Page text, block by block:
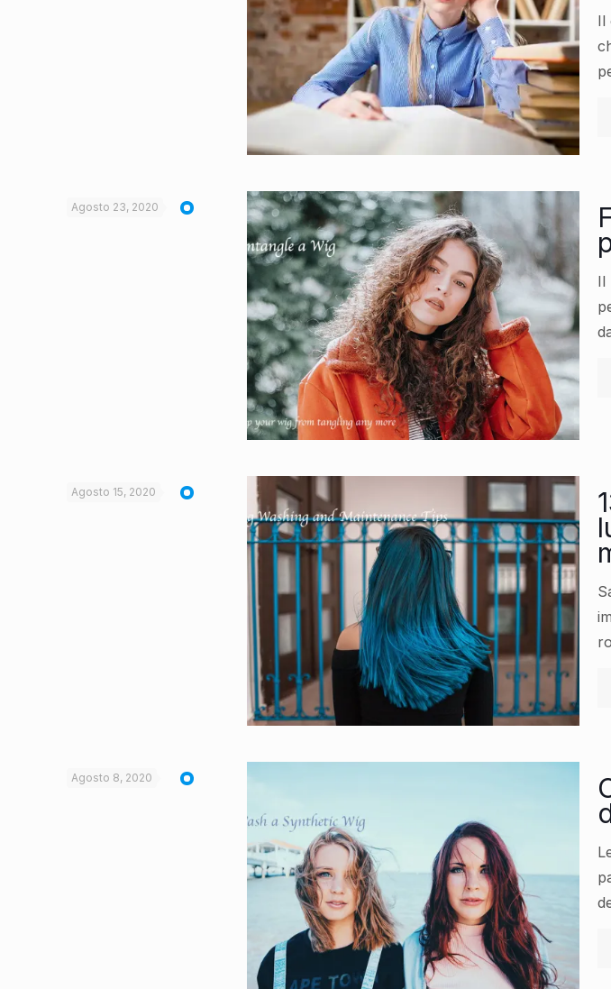
Il
Agosto 23, 2020
Il
Agosto 15, 2020
Agosto 8, 2020